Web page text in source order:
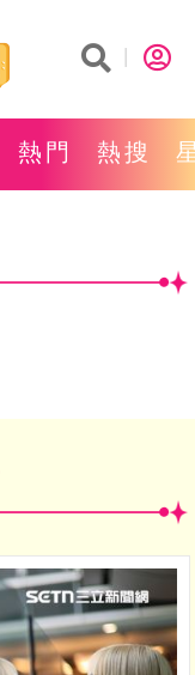
熱門 熱搜